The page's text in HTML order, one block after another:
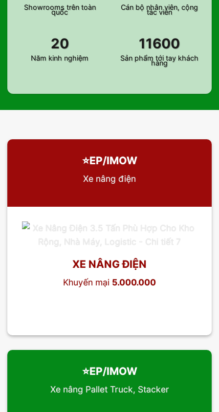
Showrooms trên toàn
quốc
Cán bộ nhân viên, cộng
tác viên
20
Năm kinh nghiệm
11600
Sản phẩm tới tay khách
hàng
⭐️EP/IMOW
Xe nâng điện
XE NÂNG ĐIỆN
Khuyến mại 5.000.000
⭐️EP/IMOW
Xe nâng Pallet Truck, Stacker